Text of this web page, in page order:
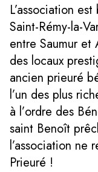
L’association
Saint-Rémy-la-
entre Saumur et
des locaux
ancien prieuré
l’un des plus
à l’ordre des
saint Benoît
l’association ne
Prieuré !